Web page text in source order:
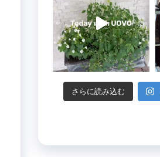
さらに読み込む